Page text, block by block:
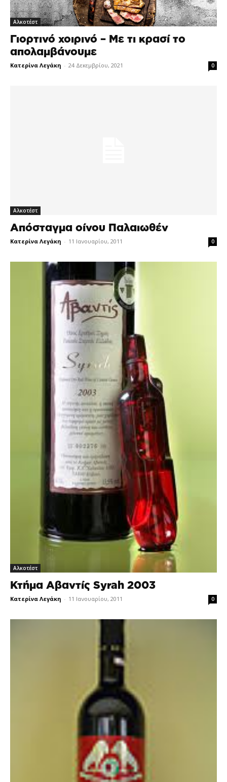
Αλκοτέστ
Γιορτινό χοιρινό – Με τι κρασί το
απολαμβάνουμε
Κατερίνα Λεγάκη - 24 Δεκεμβρίου, 2021 0
Αλκοτέστ
Απόσταγμα οίνου Παλαιωθέν
Κατερίνα Λεγάκη - 11 Ιανουαρίου, 2011 0
Αλκοτέστ
Κτήμα Αβαντίς Syrah 2003
Κατερίνα Λεγάκη - 11 Ιανουαρίου, 2011 0